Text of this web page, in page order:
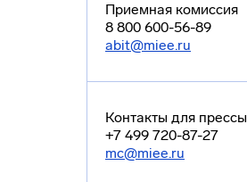
Приемная комиссия
8 800 600-56-89
abit@miee.ru
Контакты для прессы
+7 499 720-87-27
mc@miee.ru